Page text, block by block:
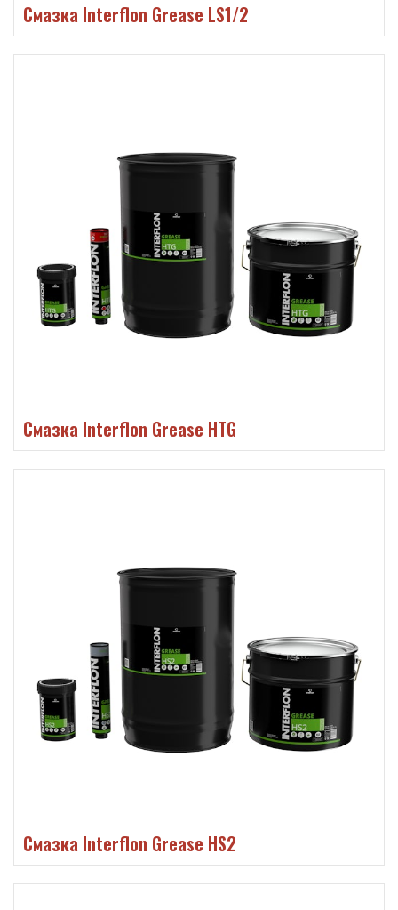
Смазка Interflon Grease LS1/2
Смазка Interflon Grease HTG
Смазка Interflon Grease HS2